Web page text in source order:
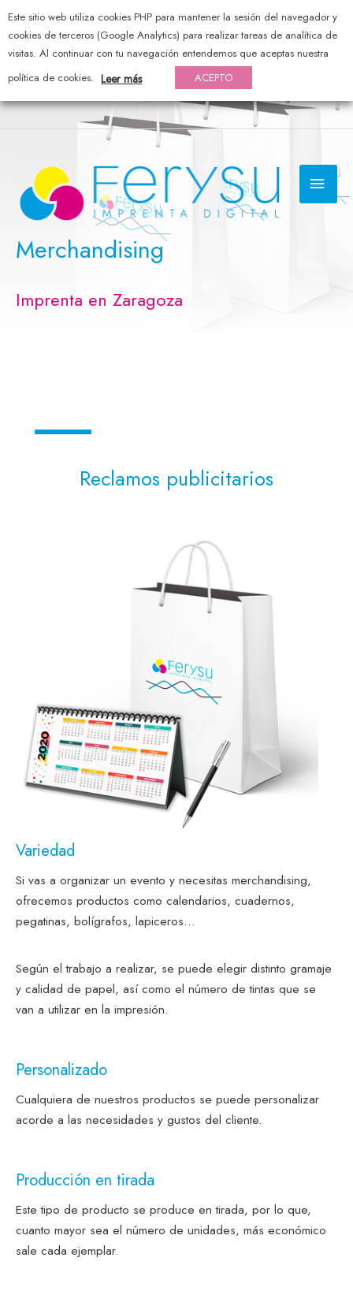
976 44 20 25 — pedidos@ferysu.com
Merchandising
Imprenta en Zaragoza
Reclamos publicitarios
Variedad
Si vas a organizar un evento y necesitas merchandising,
ofrecemos productos como calendarios, cuadernos,
pegatinas, bolígrafos, lapiceros...
Según el trabajo a realizar, se puede elegir distinto gramaje
y calidad de papel, así como el número de tintas que se
van a utilizar en la impresión.
Personalizado
Cualquiera de nuestros productos se puede personalizar
acorde a las necesidades y gustos del cliente.
Producción en tirada
Este tipo de producto se produce en tirada, por lo que,
cuanto mayor sea el número de unidades, más económico
sale cada ejemplar.
Este sitio web utiliza cookies PHP para mantener la sesión del navegador y
cookies de terceros (Google Analytics) para realizar tareas de analítica de
visitas. Al continuar con tu navegación entendemos que aceptas nuestra
política de cookies. Leer más ACEPTO